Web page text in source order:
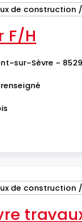
F/H
sur-Sèvre -